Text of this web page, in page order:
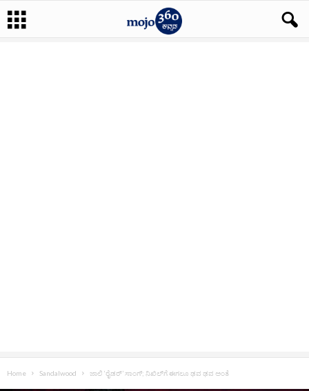
Home Sandalwood ಜಾಲಿ ‘ರೈಡರ್’ ಸಾಂಗ್; ನಿಖಿಲ್‌ಗೆ ಈಗಲೂ ಢವ ಢವ ಅಂತೆ